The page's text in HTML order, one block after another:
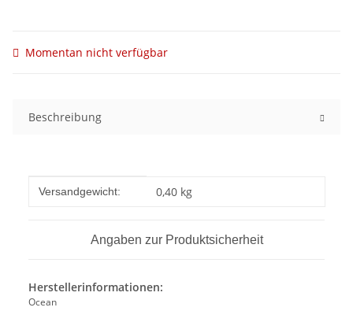
Momentan nicht verfügbar
Beschreibung
Produkteigenschaft
Wert
Versandgewicht: 0,40 kg
Angaben zur Produktsicherheit
Herstellerinformationen:
Ocean